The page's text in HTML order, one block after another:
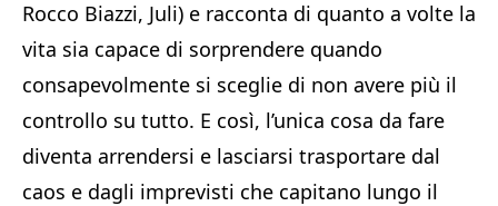
Rocco Biazzi, Juli) e racconta di quanto a volte la
vita sia capace di sorprendere quando
consapevolmente si sceglie di non avere più il
controllo su tutto. E così, l’unica cosa da fare
diventa arrendersi e lasciarsi trasportare dal
caos e dagli imprevisti che capitano lungo il